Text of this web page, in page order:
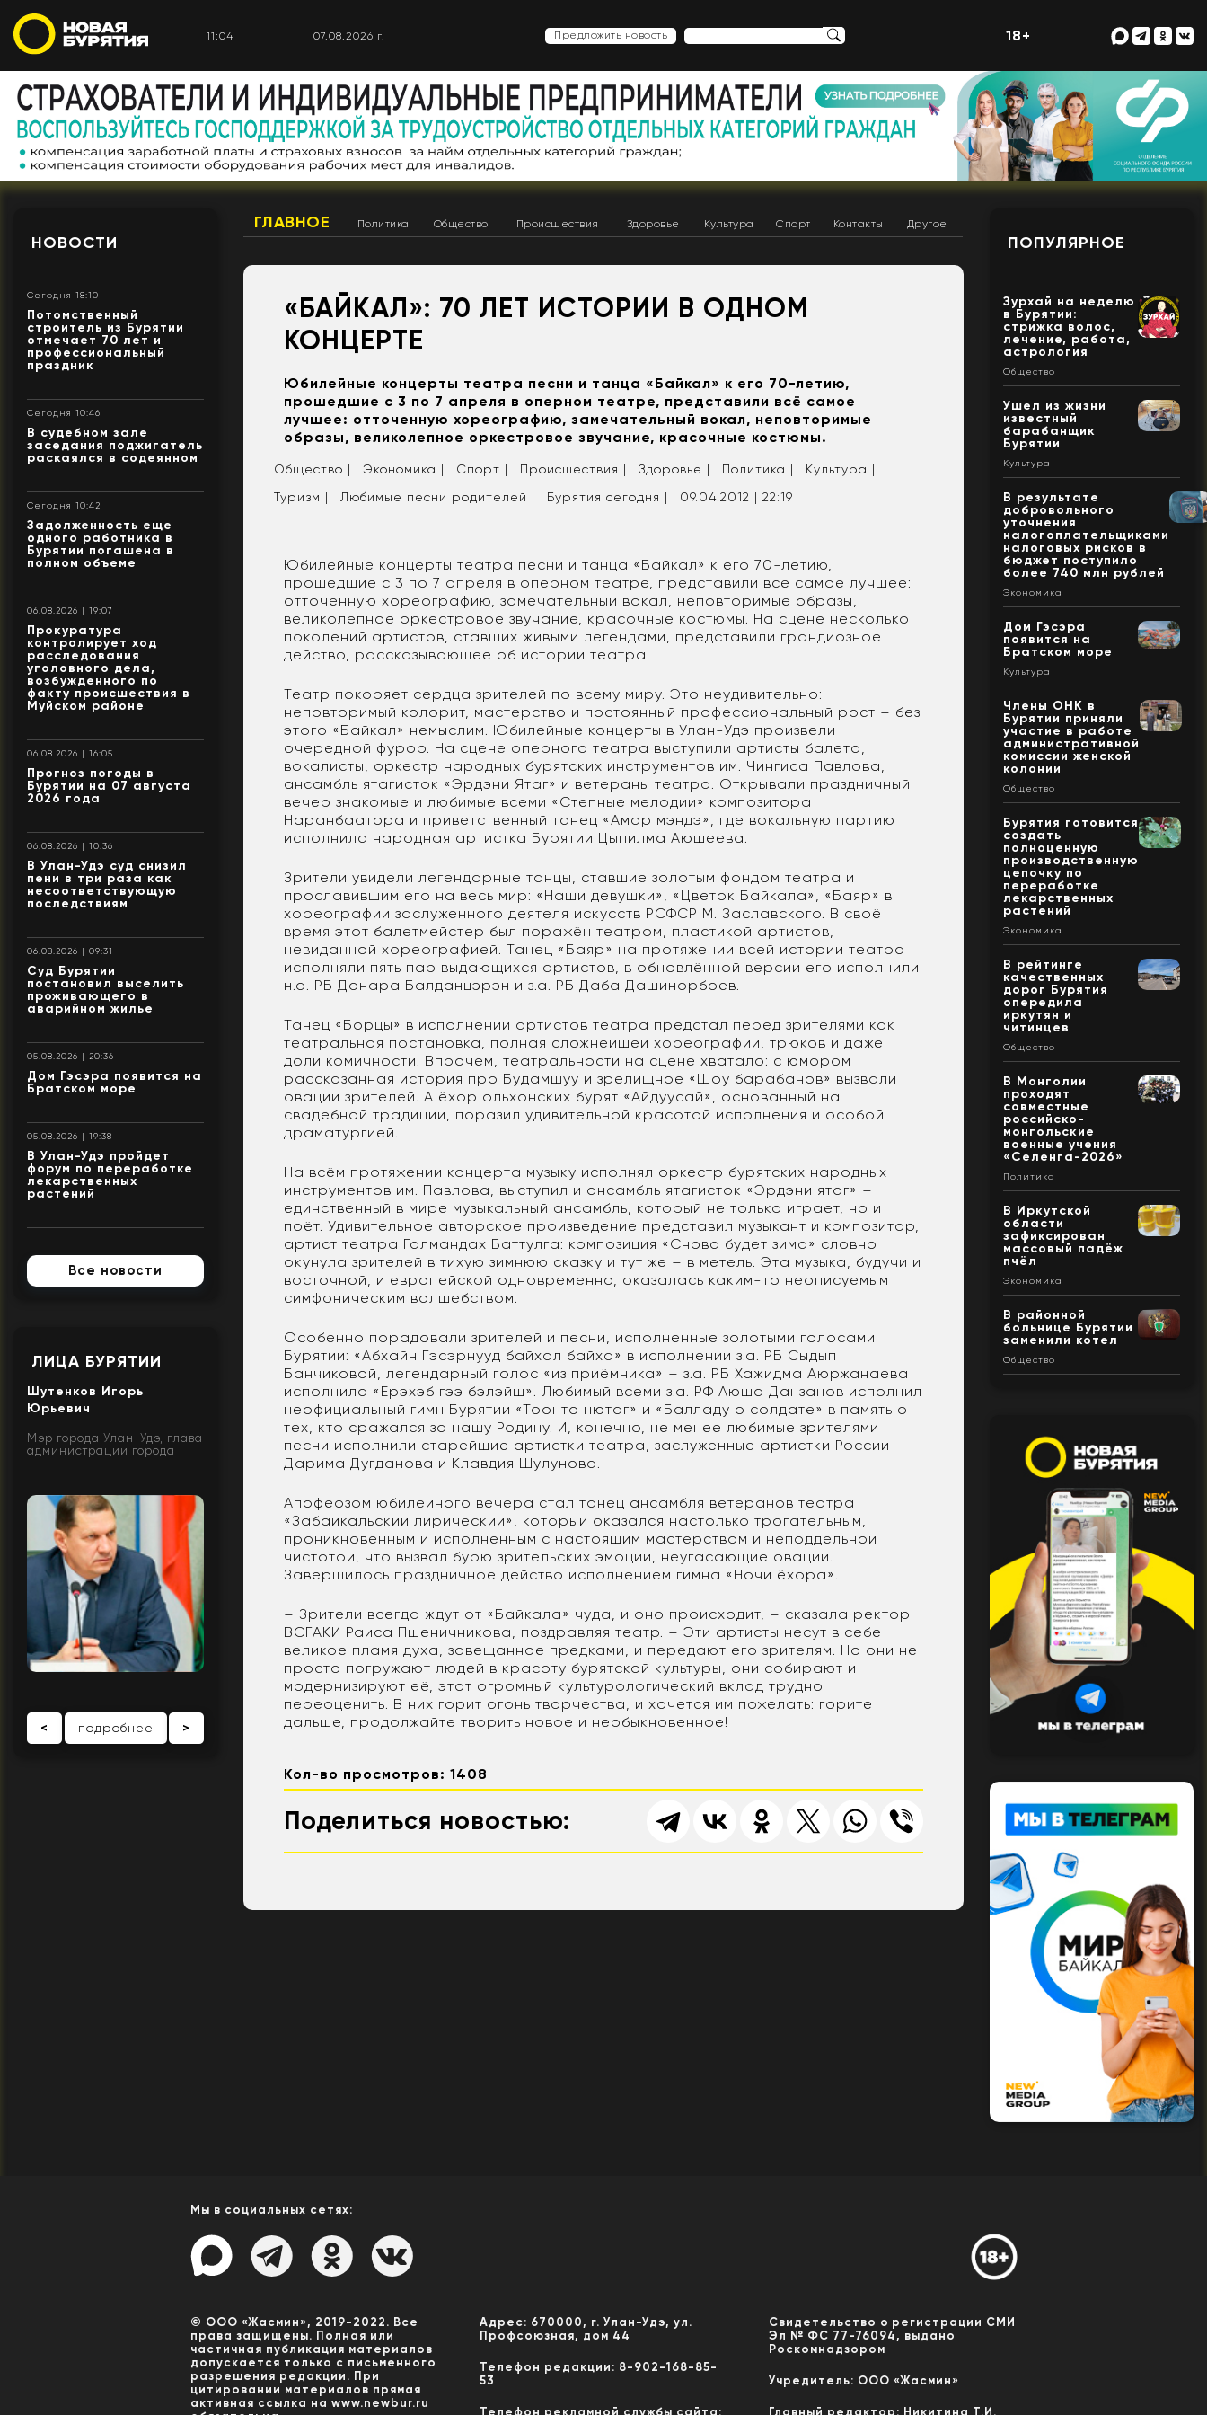
11:04 07.08.2026 г. Предложить новость 18+
НОВОСТИ
Сегодня 18:10
Потомственный
строитель из Бурятии
отмечает 70 лет и
профессиональный
праздник
Сегодня 10:46
В судебном зале
заседания поджигатель
раскаялся в содеянном
Сегодня 10:42
Задолженность еще
одного работника в
Бурятии погашена в
полном объеме
06.08.2026 | 19:07
Прокуратура
контролирует ход
расследования
уголовного дела,
возбужденного по
факту происшествия в
Муйском районе
06.08.2026 | 16:05
Прогноз погоды в
Бурятии на 07 августа
2026 года
06.08.2026 | 10:36
В Улан-Удэ суд снизил
пени в три раза как
несоответствующую
последствиям
06.08.2026 | 09:31
Суд Бурятии
постановил выселить
проживающего в
аварийном жилье
05.08.2026 | 20:36
Дом Гэсэра появится на
Братском море
05.08.2026 | 19:38
В Улан-Удэ пройдет
форум по переработке
лекарственных
растений
Все новости
ЛИЦА БУРЯТИИ
Шутенков Игорь
Юрьевич
Мэр города Улан-Удэ, глава
администрации города
< подробнее >
ГЛАВНОЕ Политика Общество Происшествия Здоровье Культура Спорт Контакты Другое
«БАЙКАЛ»: 70 ЛЕТ ИСТОРИИ В ОДНОМ
КОНЦЕРТЕ
Юбилейные концерты театра песни и танца «Байкал» к его 70-летию,
прошедшие с 3 по 7 апреля в оперном театре, представили всё самое
лучшее: отточенную хореографию, замечательный вокал, неповторимые
образы, великолепное оркестровое звучание, красочные костюмы.
Общество | Экономика | Спорт | Происшествия | Здоровье | Политика |
Культура |
Туризм |
Любимые песни родителей | Бурятия сегодня | 09.04.2012 | 22:19
Юбилейные концерты театра песни и танца «Байкал» к его 70-летию,
прошедшие с 3 по 7 апреля в оперном театре, представили всё самое лучшее:
отточенную хореографию, замечательный вокал, неповторимые образы,
великолепное оркестровое звучание, красочные костюмы. На сцене несколько
поколений артистов, ставших живыми легендами, представили грандиозное
действо, рассказывающее об истории театра.
Театр покоряет сердца зрителей по всему миру. Это неудивительно:
неповторимый колорит, мастерство и постоянный профессиональный рост – без
этого «Байкал» немыслим. Юбилейные концерты в Улан-Удэ произвели
очередной фурор. На сцене оперного театра выступили артисты балета,
вокалисты, оркестр народных бурятских инструментов им. Чингиса Павлова,
ансамбль ятагисток «Эрдэни Ятаг» и ветераны театра. Открывали праздничный
вечер знакомые и любимые всеми «Степные мелодии» композитора
Наранбаатора и приветственный танец «Амар мэндэ», где вокальную партию
исполнила народная артистка Бурятии Цыпилма Аюшеева.
Зрители увидели легендарные танцы, ставшие золотым фондом театра и
прославившим его на весь мир: «Наши девушки», «Цветок Байкала», «Баяр» в
хореографии заслуженного деятеля искусств РСФСР М. Заславского. В своё
время этот балетмейстер был поражён театром, пластикой артистов,
невиданной хореографией. Танец «Баяр» на протяжении всей истории театра
исполняли пять пар выдающихся артистов, в обновлённой версии его исполнили
н.а. РБ Донара Балданцэрэн и з.а. РБ Даба Дашинорбоев.
Танец «Борцы» в исполнении артистов театра предстал перед зрителями как
театральная постановка, полная сложнейшей хореографии, трюков и даже
доли комичности. Впрочем, театральности на сцене хватало: с юмором
рассказанная история про Будамшуу и зрелищное «Шоу барабанов» вызвали
овации зрителей. А ёхор ольхонских бурят «Айдуусай», основанный на
свадебной традиции, поразил удивительной красотой исполнения и особой
драматургией.
На всём протяжении концерта музыку исполнял оркестр бурятских народных
инструментов им. Павлова, выступил и ансамбль ятагисток «Эрдэни ятаг» –
единственный в мире музыкальный ансамбль, который не только играет, но и
поёт. Удивительное авторское произведение представил музыкант и композитор,
артист театра Галмандах Баттулга: композиция «Снова будет зима» словно
окунула зрителей в тихую зимнюю сказку и тут же – в метель. Эта музыка, будучи и
восточной, и европейской одновременно, оказалась каким-то неописуемым
симфоническим волшебством.
Особенно порадовали зрителей и песни, исполненные золотыми голосами
Бурятии: «Абхайн Гэсэрнууд байхал байха» в исполнении з.а. РБ Сыдып
Банчиковой, легендарный голос «из приёмника» – з.а. РБ Хажидма Аюржанаева
исполнила «Ерэхэб гээ бэлэйш». Любимый всеми з.а. РФ Аюша Данзанов исполнил
неофициальный гимн Бурятии «Тоонто нютаг» и «Балладу о солдате» в память о
тех, кто сражался за нашу Родину. И, конечно, не менее любимые зрителями
песни исполнили старейшие артистки театра, заслуженные артистки России
Дарима Дугданова и Клавдия Шулунова.
Апофеозом юбилейного вечера стал танец ансамбля ветеранов театра
«Забайкальский лирический», который оказался настолько трогательным,
проникновенным и исполненным с настоящим мастерством и неподдельной
чистотой, что вызвал бурю зрительских эмоций, неугасающие овации.
Завершилось праздничное действо исполнением гимна «Ночи ёхора».
– Зрители всегда ждут от «Байкала» чуда, и оно происходит, – сказала ректор
ВСГАКИ Раиса Пшеничникова, поздравляя театр. – Эти артисты несут в себе
великое пламя духа, завещанное предками, и передают его зрителям. Но они не
просто погружают людей в красоту бурятской культуры, они собирают и
модернизируют её, этот огромный культурологический вклад трудно
переоценить. В них горит огонь творчества, и хочется им пожелать: горите
дальше, продолжайте творить новое и необыкновенное!
Кол-во просмотров: 1408
Поделиться новостью:
ПОПУЛЯРНОЕ
Зурхай на неделю
в Бурятии:
стрижка волос,
лечение, работа,
астрология
Общество
Ушел из жизни
известный
барабанщик
Бурятии
Культура
В результате
добровольного
уточнения
налогоплательщиками
налоговых рисков в
бюджет поступило
более 740 млн рублей
Экономика
Дом Гэсэра
появится на
Братском море
Культура
Члены ОНК в
Бурятии приняли
участие в работе
административной
комиссии женской
колонии
Общество
Бурятия готовится
создать
полноценную
производственную
цепочку по
переработке
лекарственных
растений
Экономика
В рейтинге
качественных
дорог Бурятия
опередила
иркутян и
читинцев
Общество
В Монголии
проходят
совместные
российско-
монгольские
военные учения
«Селенга-2026»
Политика
В Иркутской
области
зафиксирован
массовый падёж
пчёл
Экономика
В районной
больнице Бурятии
заменили котел
Общество
Мы в социальных сетях:
© ООО «Жасмин», 2019-2022. Все
права защищены. Полная или
частичная публикация материалов
допускается только с письменного
разрешения редакции. При
цитировании материалов прямая
активная ссылка на www.newbur.ru
Адрес: 670000, г. Улан-Удэ, ул.
Профсоюзная, дом 44
Телефон редакции: 8-902-168-85-
53
Телефон рекламной службы сайта:
Свидетельство о регистрации СМИ
Эл № ФС 77-76094, выдано
Роскомнадзором
Учредитель: ООО «Жасмин»
Главный редактор: Никитина Т.И.